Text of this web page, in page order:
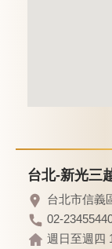
台北-新光三
台北市信義
02-
週日至週四